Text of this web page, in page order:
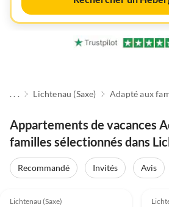
. . . Lichtenau (Saxe) Adapté aux
Appartements de vacances
familles sélectionnés dans
Recommandé Invités Avis
Meilleure
Annonce
Lichtenau (Saxe)